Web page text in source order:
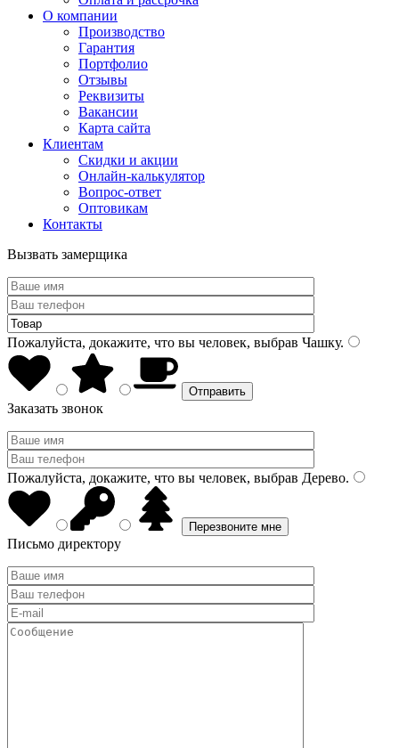
О компании
Производство
Гарантия
Портфолио
Отзывы
Реквизиты
Вакансии
Карта сайта
Клиентам
Скидки и акции
Онлайн-калькулятор
Вопрос-ответ
Оптовикам
Контакты
Вызвать замерщика
Пожалуйста, докажите, что вы человек, выбрав Чашку.
Заказать звонок
Пожалуйста, докажите, что вы человек, выбрав Дерево.
Письмо директору